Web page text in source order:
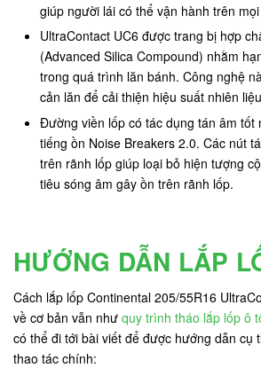
giúp người lái có thể vận hành trên
UltraContact UC6 được trang bị hợp
(Advanced Silica Compound) nhằm
trong quá trình lăn bánh. Công nghệ
cản lăn để cải thiện hiệu suất nhiên
Đường viền lốp có tác dụng tán âm tốt
tiếng ồn Noise Breakers 2.0. Các nút
trên rãnh lốp giúp loại bỏ hiện tượng
tiêu sóng âm gây ồn trên rãnh lốp.
HƯỚNG DẪN LẮP
Cách lắp lốp Continental 205/55R16
về cơ bản vẫn như quy trình tháo lắp lốp ô
có thể đi tới bài viết để được hướng dẫn cụ
thao tác chính: